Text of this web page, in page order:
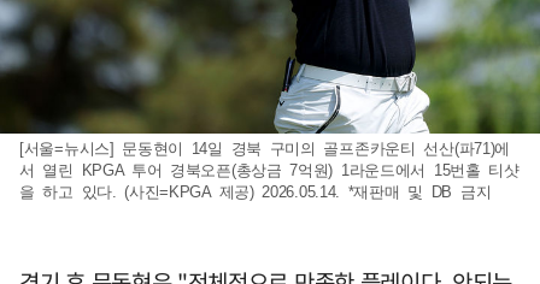
[서울=뉴시스] 문동현이 14일 경북 구미의 골프존카운티 선산(파71)에
서 열린 KPGA 투어 경북오픈(총상금 7억원) 1라운드에서 15번홀 티샷
을 하고 있다. (사진=KPGA 제공) 2026.05.14. *재판매 및 DB 금지